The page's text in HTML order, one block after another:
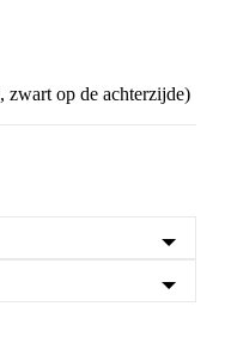
op de achterzijde)
CMYK)